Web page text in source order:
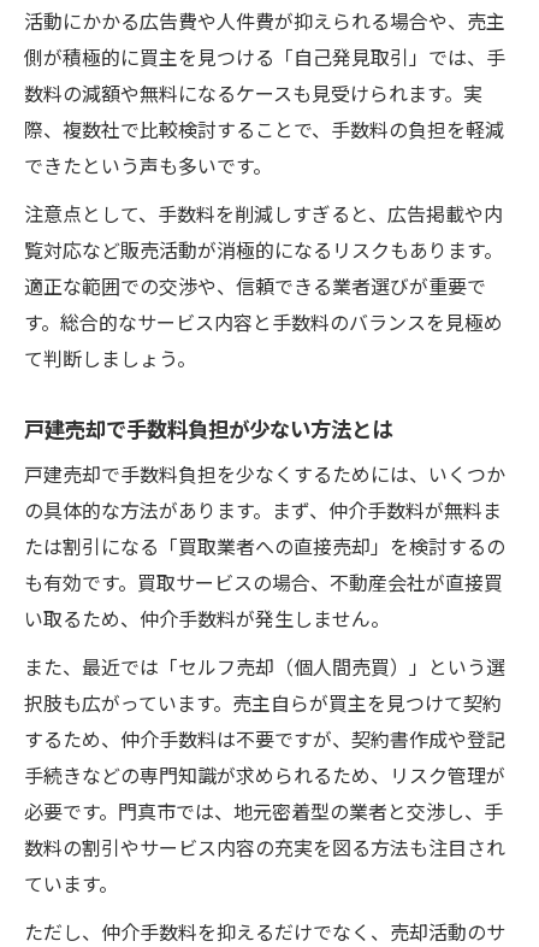
活動にかかる広告費や人件費が抑えられる場合や、売主
側が積極的に買主を見つける「自己発見取引」では、手
数料の減額や無料になるケースも見受けられます。実
際、複数社で比較検討することで、手数料の負担を軽減
できたという声も多いです。
注意点として、手数料を削減しすぎると、広告掲載や内
覧対応など販売活動が消極的になるリスクもあります。
適正な範囲での交渉や、信頼できる業者選びが重要で
す。総合的なサービス内容と手数料のバランスを見極め
て判断しましょう。
戸建売却で手数料負担が少ない方法とは
戸建売却で手数料負担を少なくするためには、いくつか
の具体的な方法があります。まず、仲介手数料が無料ま
たは割引になる「買取業者への直接売却」を検討するの
も有効です。買取サービスの場合、不動産会社が直接買
い取るため、仲介手数料が発生しません。
また、最近では「セルフ売却（個人間売買）」という選
択肢も広がっています。売主自らが買主を見つけて契約
するため、仲介手数料は不要ですが、契約書作成や登記
手続きなどの専門知識が求められるため、リスク管理が
必要です。門真市では、地元密着型の業者と交渉し、手
数料の割引やサービス内容の充実を図る方法も注目され
ています。
ただし、仲介手数料を抑えるだけでなく、売却活動のサ